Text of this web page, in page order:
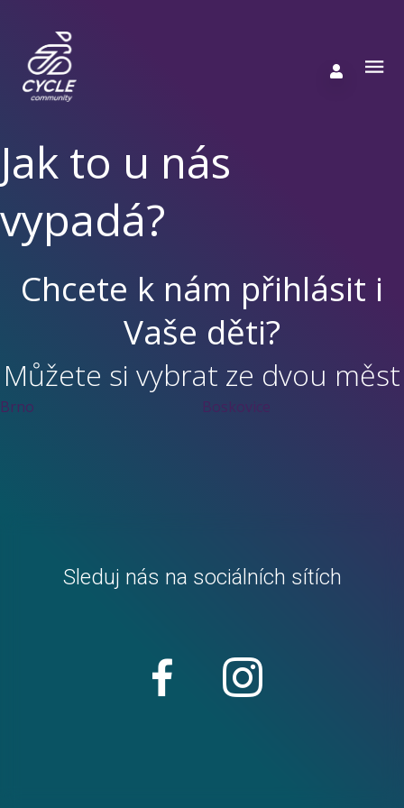
Jak to u nás
vypadá?
Chcete k nám přihlásit i
Vaše děti?
Můžete si vybrat ze dvou měst
Brno Boskovice
Sleduj nás na sociálních sítích